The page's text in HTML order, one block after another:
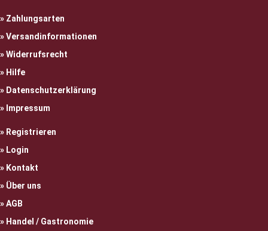
Zahlungsarten
Versandinformationen
Widerrufsrecht
Hilfe
Datenschutzerklärung
Impressum
Registrieren
Login
Kontakt
Über uns
AGB
Handel / Gastronomie